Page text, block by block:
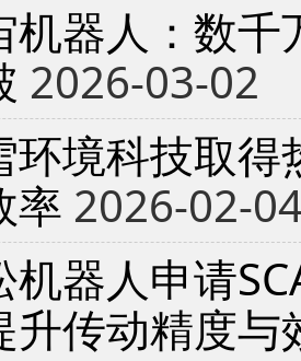
机器人：数
2026-03-02
环境科技取
率 2026-02-
机器人申请
升传动精度与